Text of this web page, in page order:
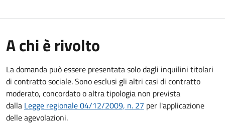
A chi è rivolto
La domanda può essere presentata solo dagli inquilini titolari
di contratto sociale. Sono esclusi gli altri casi di contratto
moderato, concordato o altra tipologia non prevista
dalla Legge regionale 04/12/2009, n. 27 per l'applicazione
delle agevolazioni.